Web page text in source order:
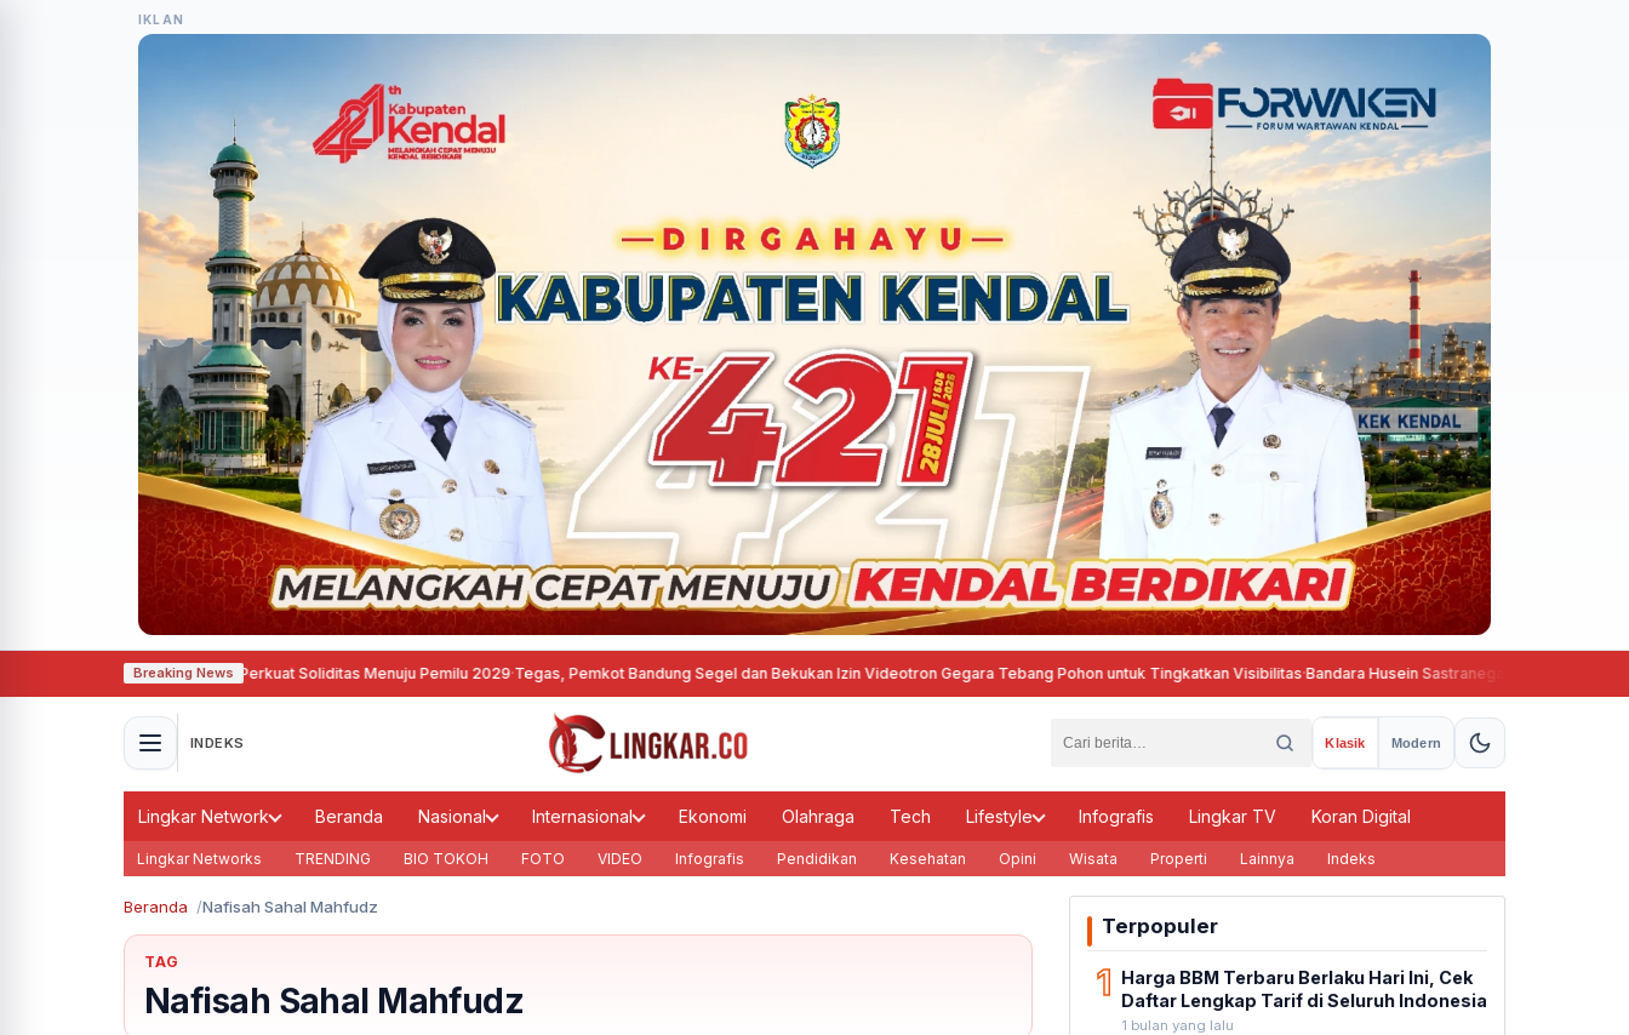
IKLAN
Breaking News
Demokrat Semarang Perkuat Soliditas Menuju Pemilu 2029·Tegas, Pemkot Bandung Segel dan Bekukan Izin Videotron Gegara Tebang Pohon untuk Tingkatkan Visibilitas·Bandara Husein Sastranegara Kembali Beroperasi,
INDEKS Klasik Modern
Lingkar Network Beranda Nasional Internasional Ekonomi Olahraga Tech Lifestyle Infografis Lingkar TV Koran Digital
Lingkar Networks TRENDING BIO TOKOH FOTO VIDEO Infografis Pendidikan Kesehatan Opini Wisata Properti Lainnya Indeks
Beranda Nafisah Sahal Mahfudz
TAG
Nafisah Sahal Mahfudz
Terpopuler
1 Harga BBM Terbaru Berlaku Hari Ini, Cek
Daftar Lengkap Tarif di Seluruh Indonesia
1 bulan yang lalu